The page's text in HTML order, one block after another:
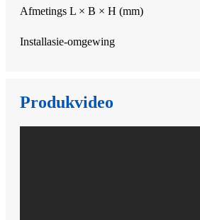
Afmetings L × B × H (mm)
Installasie-omgewing
Produkvideo